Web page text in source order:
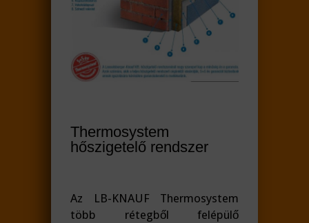
Thermosystem
hőszigetelő rendszer
Az LB-KNAUF Thermosystem
több rétegből felépülő